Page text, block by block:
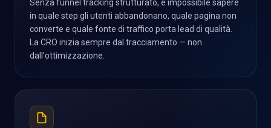
Senza funnel tracking strutturato, è impossibile sapere
in quale step gli utenti abbandonano, quale pagina non
converte e quale fonte di traffico porta lead di qualità.
La CRO inizia sempre dal tracciamento — non
dall'ottimizzazione.